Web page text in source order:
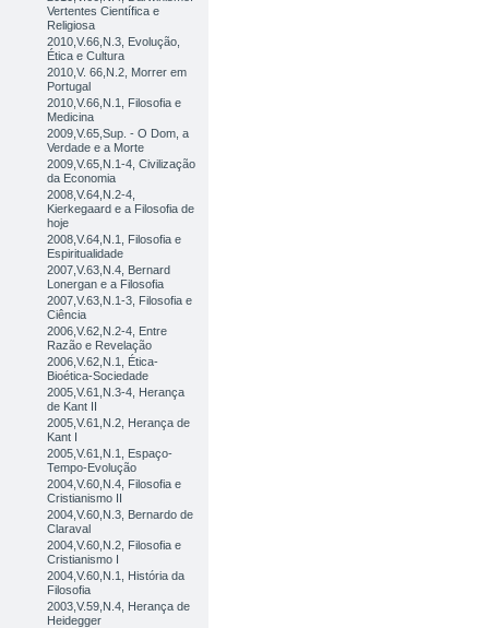
Vertentes Científica e
Religiosa
2010,V.66,N.3, Evolução,
Ética e Cultura
2010,V. 66,N.2, Morrer em
Portugal
2010,V.66,N.1, Filosofia e
Medicina
2009,V.65,Sup. - O Dom, a
Verdade e a Morte
2009,V.65,N.1-4, Civilização
da Economia
2008,V.64,N.2-4,
Kierkegaard e a Filosofia de
hoje
2008,V.64,N.1, Filosofia e
Espiritualidade
2007,V.63,N.4, Bernard
Lonergan e a Filosofia
2007,V.63,N.1-3, Filosofia e
Ciência
2006,V.62,N.2-4, Entre
Razão e Revelação
2006,V.62,N.1, Ética-
Bioética-Sociedade
2005,V.61,N.3-4, Herança
de Kant II
2005,V.61,N.2, Herança de
Kant I
2005,V.61,N.1, Espaço-
Tempo-Evolução
2004,V.60,N.4, Filosofia e
Cristianismo II
2004,V.60,N.3, Bernardo de
Claraval
2004,V.60,N.2, Filosofia e
Cristianismo I
2004,V.60,N.1, História da
Filosofia
2003,V.59,N.4, Herança de
Heidegger